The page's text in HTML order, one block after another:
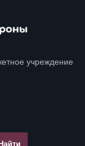
учреждение